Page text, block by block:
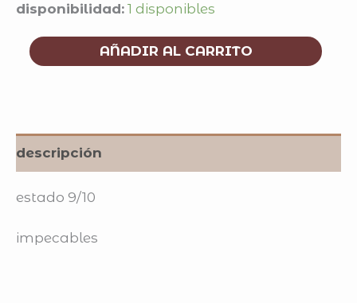
disponibilidad: 1 disponibles
AÑADIR AL CARRITO
descripción
estado 9/10
impecables